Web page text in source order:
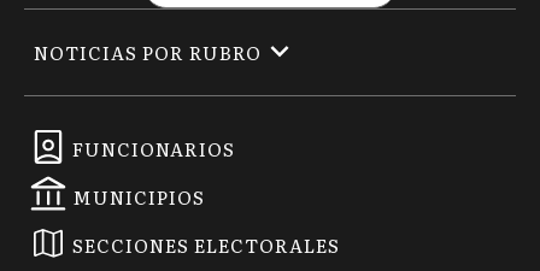
FUNCIONARIOS
MUNICIPIOS
SECCIONES ELECTORALES
NOTICIAS POR RUBRO